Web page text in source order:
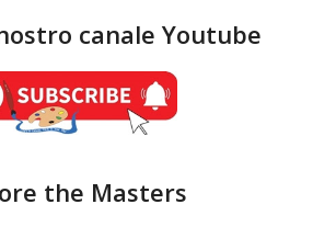
canale Youtube
the Masters